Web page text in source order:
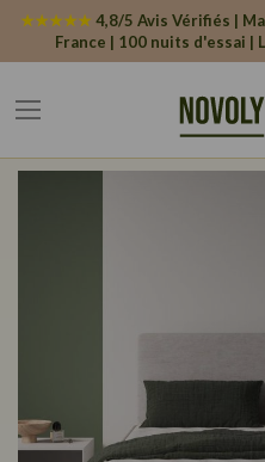
★★★★★ 4,8/5 Avis Vérifiés |
France | 100 nuits d'essai
Panneau de gestion des cookies